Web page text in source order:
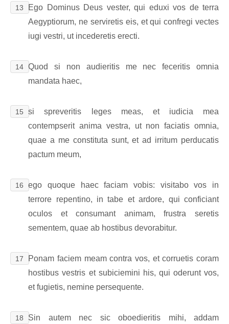
13
Ego Dominus Deus vester, qui eduxi vos de terra
Aegyptiorum, ne serviretis eis, et qui confregi vectes
iugi vestri, ut incederetis erecti.
14 Quod si non audieritis me nec feceritis omnia
mandata haec,
15
si spreveritis leges meas, et iudicia mea
contempserit anima vestra, ut non faciatis omnia,
quae a me constituta sunt, et ad irritum perducatis
pactum meum,
16
ego quoque haec faciam vobis: visitabo vos in
terrore repentino, in tabe et ardore, qui conficiant
oculos et consumant animam, frustra seretis
sementem, quae ab hostibus devorabitur.
17
Ponam faciem meam contra vos, et corruetis coram
hostibus vestris et subiciemini his, qui oderunt vos,
et fugietis, nemine persequente.
18
Sin autem nec sic oboedieritis mihi, addam